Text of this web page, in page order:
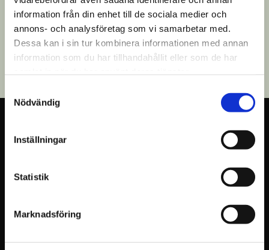
information från din enhet till de sociala medier och
annons- och analysföretag som vi samarbetar med.
Dessa kan i sin tur kombinera informationen med annan
information som du har tillhandahållit eller som de har
Nödvändig
Inställningar
Statistik
Marknadsföring
Kontakta oss
Har du frågor eller
funderingar?